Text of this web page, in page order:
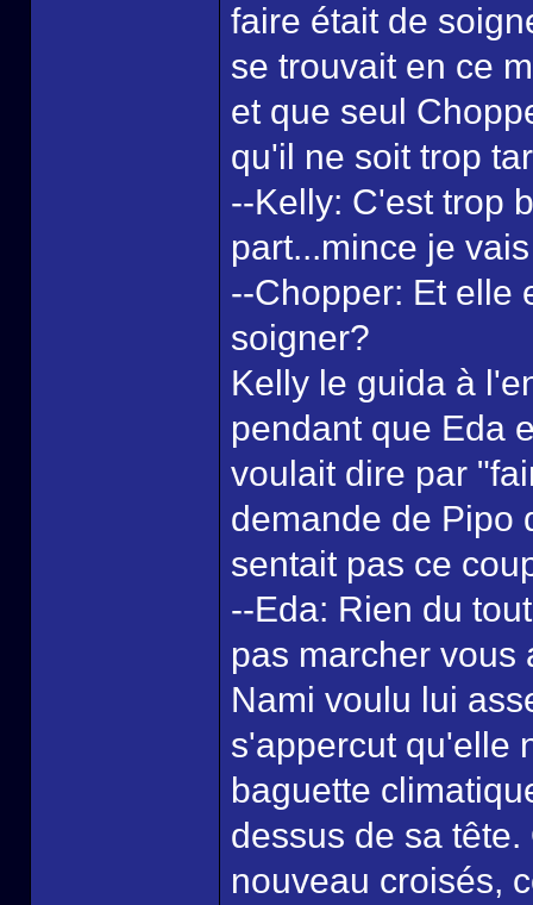
faire était de
se trouvait en ce
et que seul
qu'il ne soit trop
--Kelly: C'est trop
part...mince je
--Chopper: Et elle
soigner?
Kelly le guida à
pendant que Eda
voulait dire par
demande de Pipo
sentait pas ce
--Eda: Rien du
pas marcher vous
Nami voulu lui
s'appercut qu'elle
baguette
dessus de sa
nouveau croisés,